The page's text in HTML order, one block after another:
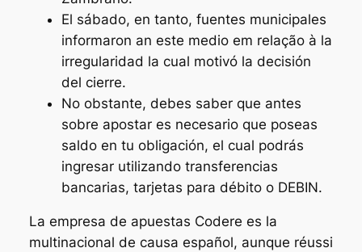
El sábado, en tanto, fuentes municipales
informaron an este medio em relação à la
irregularidad la cual motivó la decisión
del cierre.
No obstante, debes saber que antes
sobre apostar es necesario que poseas
saldo en tu obligación, el cual podrás
ingresar utilizando transferencias
bancarias, tarjetas para débito o DEBIN.
La empresa de apuestas Codere es la
multinacional de causa español, aunque réussi